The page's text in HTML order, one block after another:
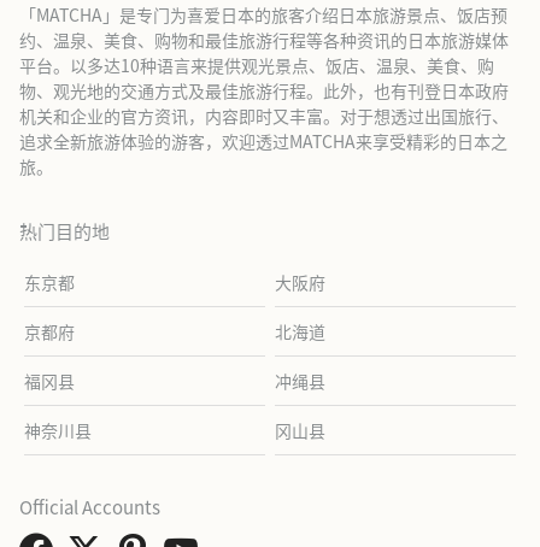
「MATCHA」是专门为喜爱日本的旅客介绍日本旅游景点、饭店预
约、温泉、美食、购物和最佳旅游行程等各种资讯的日本旅游媒体
平台。以多达10种语言来提供观光景点、饭店、温泉、美食、购
物、观光地的交通方式及最佳旅游行程。此外，也有刊登日本政府
机关和企业的官方资讯，内容即时又丰富。对于想透过出国旅行、
追求全新旅游体验的游客，欢迎透过MATCHA来享受精彩的日本之
旅。
热门目的地
东京都 大阪府
京都府 北海道
福冈县 冲绳县
神奈川县 冈山县
Official Accounts